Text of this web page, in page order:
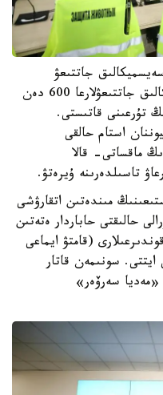
استام سەيسميكالىق جاتتىعۋ
وتكىزىلدى، جالپى قالالىق سەيسميكالىق جاتتىعۋلارعا 600 دەن
نىسان جانە الماتىنىڭ 760 مىڭ تۇرعىنى قاتىستى.
استام حالقى
ماقساتى- قالا
تاسىلدەرىنە ۇيرەتۋ.
مىندەتىن اتقارۋشى
حالىقتى حاباردار ەتەتىن
(قامتۋ ايماعى
ايتتى. سونىمەن قاتار
حابارلاندىرۋعا 671 تەلەارنا مەن 24 «مەديا سەرۆەر»